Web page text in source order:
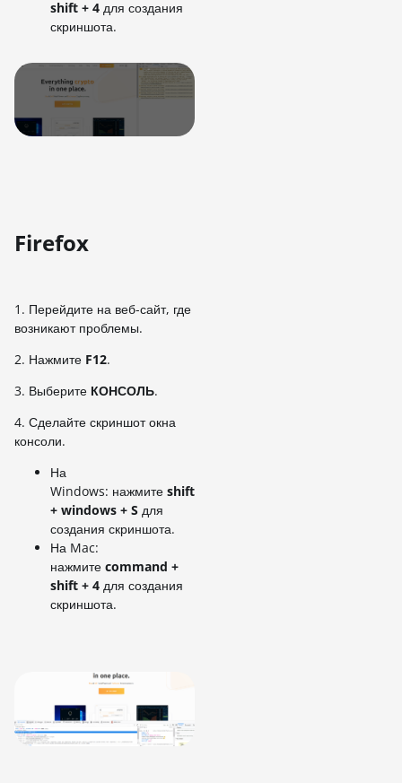
shift + 4 для создания
скриншота.
Firefox
1. Перейдите на веб-сайт, где
возникают проблемы.
2. Нажмите F12.
3. Выберите КОНСОЛЬ.
4. Сделайте скриншот окна
консоли.
На
Windows: нажмите shift
+ windows + S для
создания скриншота.
На Mac:
нажмите command +
shift + 4 для создания
скриншота.